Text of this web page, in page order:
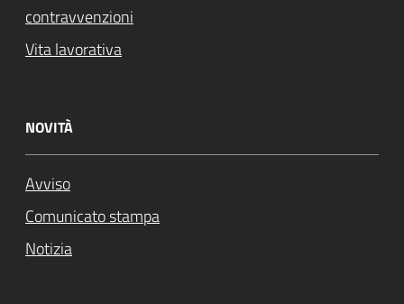
contravvenzioni
Vita lavorativa
NOVITÀ
Avviso
Comunicato stampa
Notizia